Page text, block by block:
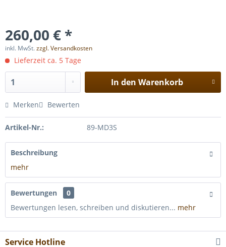
260,00 € *
inkl. MwSt.zzgl. Versandkosten
Lieferzeit ca. 5 Tage
In den Warenkorb
Merken Bewerten
Artikel-Nr.: 89-MD3S
Beschreibung
mehr
Bewertungen
0
Bewertungen lesen, schreiben und diskutieren... mehr
Service Hotline